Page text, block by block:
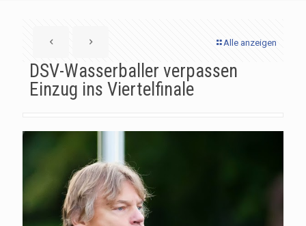
Alle anzeigen
DSV-Wasserballer verpassen
Einzug ins Viertelfinale